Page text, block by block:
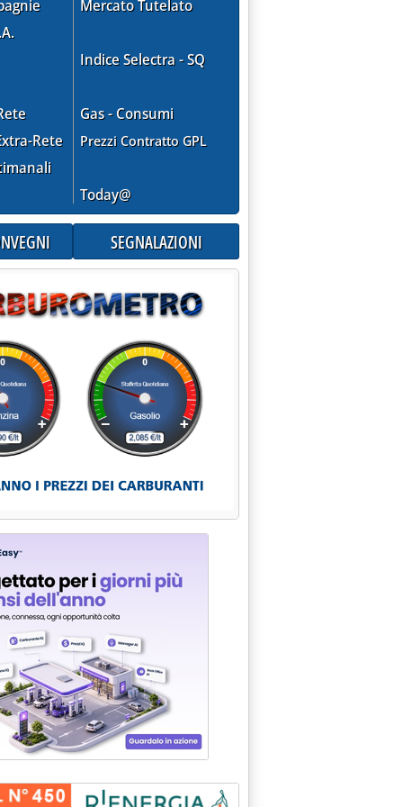
Rete
Mercato Tutelato
Indice Selectra - SQ
Gas - Consumi
Prezzi Contratto GPL
Today@
SEGNALAZIONI